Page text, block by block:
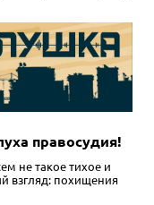
правосудия!
не такое тихое и
взгляд: похищения